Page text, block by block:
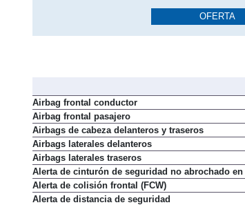
OFERTA
Airbag frontal conductor
Airbag frontal pasajero
Airbags de cabeza delanteros y traseros
Airbags laterales delanteros
Airbags laterales traseros
Alerta de cinturón de seguridad no abrochado
Alerta de colisión frontal (FCW)
Alerta de distancia de seguridad